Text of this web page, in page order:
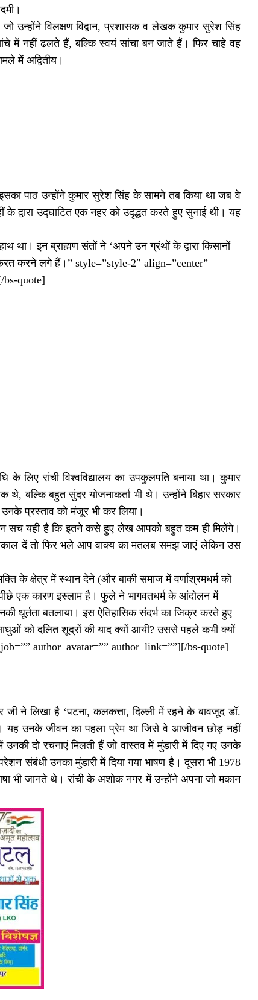
उन्होंने विलक्षण विद्वान, प्रशासक व लेखक कुमार सुरेश सिंह
में नहीं ढलते हैं, बल्कि स्वयं सांचा बन जाते हैं। फिर चाहे वह
में अद्वितीय।
पाठ उन्होंने कुमार सुरेश सिंह के सामने तब किया था जब वे
द्वारा उद्घाटित एक नहर को उदृद्धत करते हुए सुनाई थी। यह
था। इन ब्राह्मण संतों ने ‘अपने उन ग्रंथों के द्वारा किसानों
करने लगे हैं।” style=”style-2″ align=”center”
bs-quote]
लिए रांची विश्वविद्यालय का उपकुलपति बनाया था। कुमार
बहुत सुंदर योजनाकर्ता भी थे। उन्होंने बिहार सरकार
उनके प्रस्ताव को मंजूर भी कर लिया।
सच यही है कि इतने कसे हुए लेख आपको बहुत कम ही मिलेंगे।
दें तो फिर भले आप वाक्य का मतलब समझ जाएं लेकिन उस
के क्षेत्र में स्थान देने (और बाकी समाज में वर्णाश्रमधर्म को
एक कारण इस्लाम है। फुले ने भागवतधर्म के आंदोलन में
धूर्तता बतलाया। इस ऐतिहासिक संदर्भ का जिक्र करते हुए
को दलित शूद्रों की याद क्यों आयी? उससे पहले कभी क्यों
author_avatar=”” author_link=””][/bs-quote]
ने लिखा है ‘पटना, कलकत्ता, दिल्ली में रहने के बावजूद डॉ.
उनके जीवन का पहला प्रेम था जिसे वे आजीवन छोड़ नहीं
दो रचनाएं मिलती हैं जो वास्तव में मुंडारी में दिए गए उनके
संबंधी उनका मुंडारी में दिया गया भाषण है। दूसरा भी 1978
भी जानते थे। रांची के अशोक नगर में उन्होंने अपना जो मकान